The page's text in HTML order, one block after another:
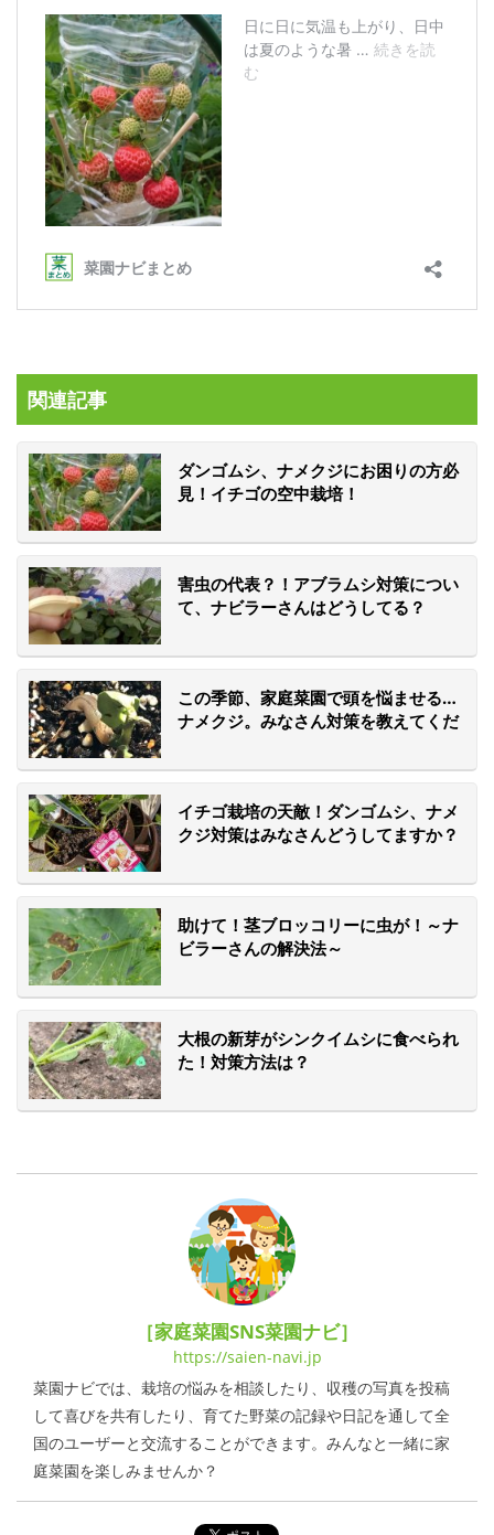
関連記事
ダンゴムシ、ナメクジにお困りの方必
見！イチゴの空中栽培！
害虫の代表？！アブラムシ対策につい
て、ナビラーさんはどうしてる？
この季節、家庭菜園で頭を悩ませる…
ナメクジ。みなさん対策を教えてくだ
イチゴ栽培の天敵！ダンゴムシ、ナメ
クジ対策はみなさんどうしてますか？
助けて！茎ブロッコリーに虫が！～ナ
ビラーさんの解決法～
大根の新芽がシンクイムシに食べられ
た！対策方法は？
［家庭菜園SNS菜園ナビ］
https://saien-navi.jp
菜園ナビでは、栽培の悩みを相談したり、収穫の写真を投稿
して喜びを共有したり、育てた野菜の記録や日記を通して全
国のユーザーと交流することができます。みんなと一緒に家
庭菜園を楽しみませんか？